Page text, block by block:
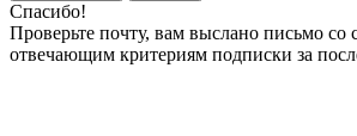
Спасибо!
Проверьте почту, вам выслано письмо со
отвечающим критериям подписки за